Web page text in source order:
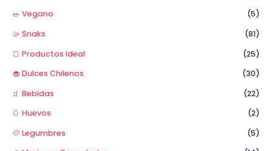
🥗 Vegano
(5)
🥠 Snaks
(81)
🍞 Productos Ideal
(25)
🧁 Dulces Chilenos
(30)
🧃 Bebidas
(22)
🥚 Huevos
(2)
🥔 Legumbres
(5)